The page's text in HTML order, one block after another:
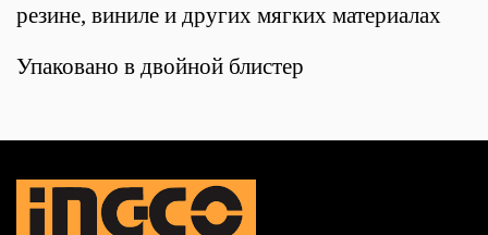
резине, виниле и других мягких материалах
Упаковано в двойной блистер